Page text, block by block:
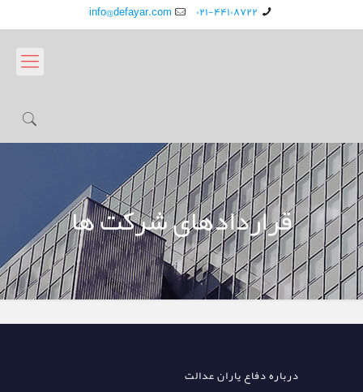
۰۲۱-۴۴۱۰۸۷۲۲ info@defayar.com
قراردادهای شرکت ها
درباره دفاع یاران عدالت